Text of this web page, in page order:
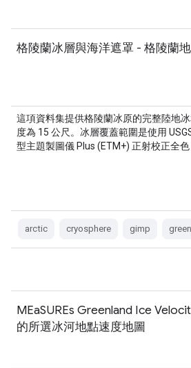
格陵蘭冰層與海洋遮罩 - 格陵蘭
這項資料集提供格陵蘭冰原的完整陸地
度為 15 公尺。冰層覆蓋範圍是使用
型主題製圖儀 Plus (ETM+) 正射校正全色
arctic cryosphere gimp
MEaSUREs Greenland Ice
的所選冰河地點速度地圖